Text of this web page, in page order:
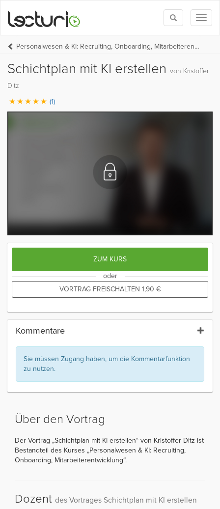
Toggle
search
Personalwesen & KI: Recruiting, Onboarding, Mitarbeiterentwicklung
Schichtplan mit KI erstellen von Kristoffer
Ditz
(1)
ZUM KURS
oder
VORTRAG FREISCHALTEN 1,90 €
Kommentare
Sie müssen Zugang haben, um die Kommentarfunktion
zu nutzen.
Über den Vortrag
Der Vortrag „Schichtplan mit KI erstellen“ von Kristoffer Ditz ist
Bestandteil des Kurses „Personalwesen & KI: Recruiting,
Onboarding, Mitarbeiterentwicklung“.
Dozent des Vortrages Schichtplan mit KI erstellen